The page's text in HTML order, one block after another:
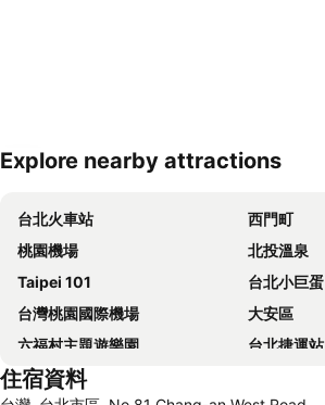
展開地圖
Explore nearby attractions
台北火車站
西門町
桃園機場
北投溫泉
Taipei 101
台北小巨蛋
台灣桃園國際機場
大安區
六福村主題遊樂園
台北捷運站
桃園高鐵站
住宿資料